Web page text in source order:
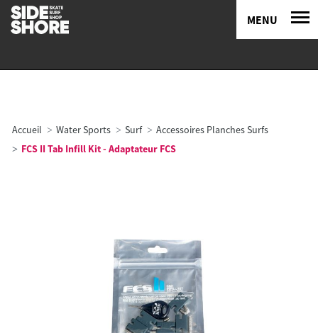
MENU
Accueil Water Sports Surf
Accessoires Planches Surfs
FCS II Tab Infill Kit - Adaptateur FCS